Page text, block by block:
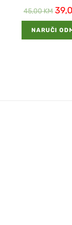
45,00KM
NARUČI